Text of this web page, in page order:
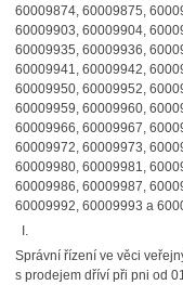
60009874, 60009875,
60009903, 60009904,
60009935, 60009936,
60009941, 60009942,
60009950, 60009952,
60009959, 60009960,
60009966, 60009967,
60009972, 60009973,
60009980, 60009981,
60009986, 60009987,
60009992, 60009993 a
I.
Správní řízení ve věci
s prodejem dříví při pni od